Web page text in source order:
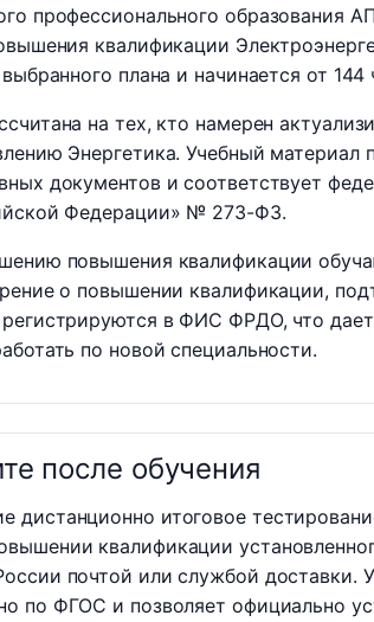
профессионального образования
квалификации
плана и начинается от 144
на тех, кто намерен
Энергетика. Учебный материал
документов и соответствует
Федерации» № 273-ФЗ.
повышения квалификации
о повышении квалификации,
в ФИС ФРДО, что
по новой специальности.
после обучения
дистанционно итоговое
квалификации
почтой или службой доставки.
по ФГОС и позволяет официально